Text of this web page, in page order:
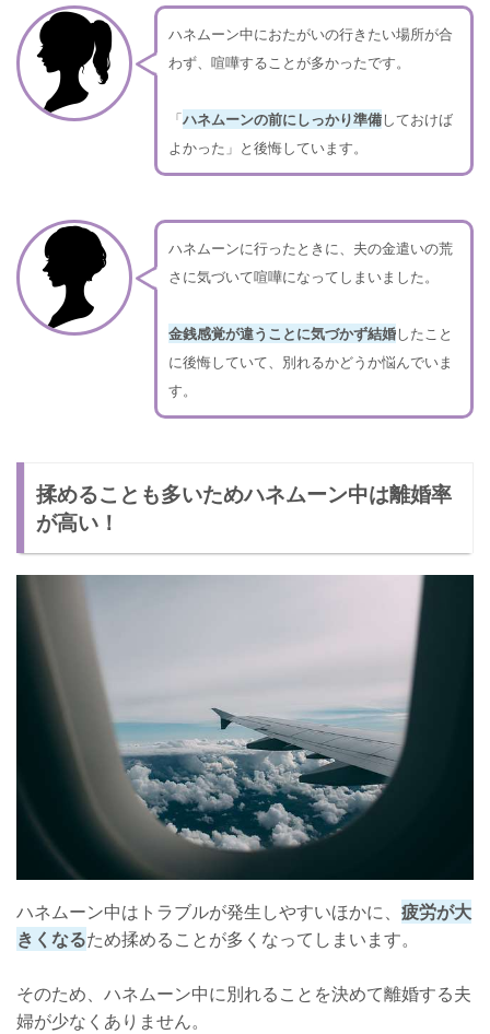
ハネムーン中におたがいの行きたい場所が合
わず、喧嘩することが多かったです。
「ハネムーンの前にしっかり準備しておけば
よかった」と後悔しています。
ハネムーンに行ったときに、夫の金遣いの荒
さに気づいて喧嘩になってしまいました。
金銭感覚が違うことに気づかず結婚したこと
に後悔していて、別れるかどうか悩んでいま
す。
揉めることも多いためハネムーン中は離婚率
が高い！
ハネムーン中はトラブルが発生しやすいほかに、 疲労が大
きくなるため揉めることが多くなってしまいます。
そのため、ハネムーン中に別れることを決めて離婚する夫
婦が少なくありません。